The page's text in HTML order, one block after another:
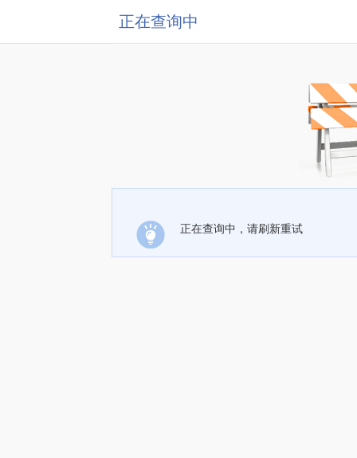
正在查询中
正在查询中，请刷新重试